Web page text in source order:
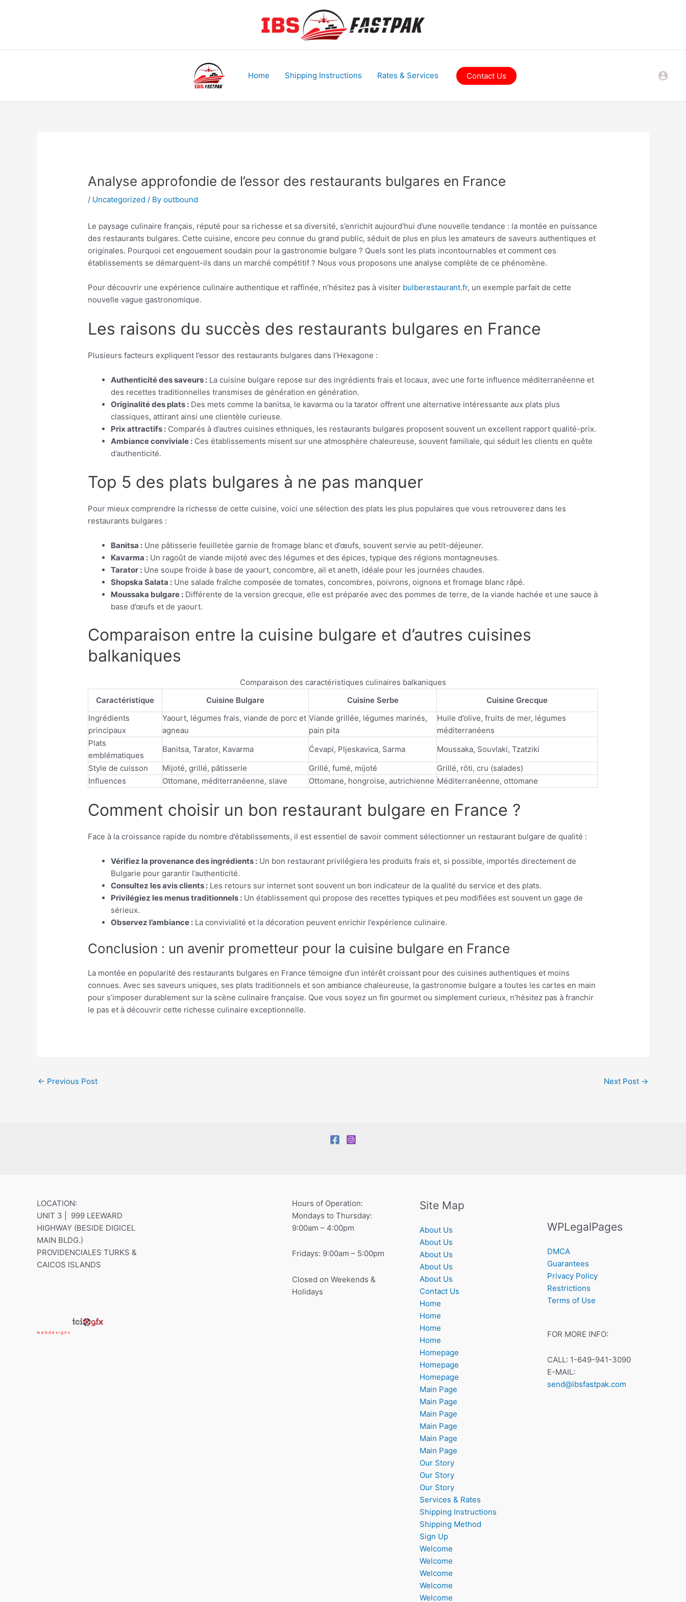
Home Shipping Instructions Rates & Services Contact Us
Analyse approfondie de l’essor des restaurants bulgares en France
/ Uncategorized / Byoutbound
Le paysage culinaire français, réputé pour sa richesse et sa diversité, s’enrichit aujourd’hui d’une nouvelle tendance : la montée en puissance
des restaurants bulgares. Cette cuisine, encore peu connue du grand public, séduit de plus en plus les amateurs de saveurs authentiques et
originales. Pourquoi cet engouement soudain pour la gastronomie bulgare ? Quels sont les plats incontournables et comment ces
établissements se démarquent-ils dans un marché compétitif ? Nous vous proposons une analyse complète de ce phénomène.
Pour découvrir une expérience culinaire authentique et raffinée, n’hésitez pas à visiter bulberestaurant.fr, un exemple parfait de cette
nouvelle vague gastronomique.
Les raisons du succès des restaurants bulgares en France
Plusieurs facteurs expliquent l’essor des restaurants bulgares dans l’Hexagone :
Authenticité des saveurs : La cuisine bulgare repose sur des ingrédients frais et locaux, avec une forte influence méditerranéenne et
des recettes traditionnelles transmises de génération en génération.
Originalité des plats : Des mets comme la banitsa, le kavarma ou la tarator offrent une alternative intéressante aux plats plus
classiques, attirant ainsi une clientèle curieuse.
Prix attractifs : Comparés à d’autres cuisines ethniques, les restaurants bulgares proposent souvent un excellent rapport qualité-prix.
Ambiance conviviale : Ces établissements misent sur une atmosphère chaleureuse, souvent familiale, qui séduit les clients en quête
d’authenticité.
Top 5 des plats bulgares à ne pas manquer
Pour mieux comprendre la richesse de cette cuisine, voici une sélection des plats les plus populaires que vous retrouverez dans les
restaurants bulgares :
Banitsa : Une pâtisserie feuilletée garnie de fromage blanc et d’œufs, souvent servie au petit-déjeuner.
Kavarma : Un ragoût de viande mijoté avec des légumes et des épices, typique des régions montagneuses.
Tarator : Une soupe froide à base de yaourt, concombre, ail et aneth, idéale pour les journées chaudes.
Shopska Salata : Une salade fraîche composée de tomates, concombres, poivrons, oignons et fromage blanc râpé.
Moussaka bulgare : Différente de la version grecque, elle est préparée avec des pommes de terre, de la viande hachée et une sauce à
base d’œufs et de yaourt.
Comparaison entre la cuisine bulgare et d’autres cuisines
balkaniques
Comparaison des caractéristiques culinaires balkaniques
Caractéristique
Cuisine Bulgare Cuisine Serbe
Cuisine Grecque
Ingrédients
principaux
Yaourt, légumes frais, viande de porc et
agneau
Viande grillée, légumes marinés,
pain pita
Huile d’olive, fruits de mer, légumes
méditerranéens
Plats
emblématiques
Banitsa, Tarator, Kavarma Ćevapi, Pljeskavica, Sarma
Moussaka, Souvlaki, Tzatziki
Style de cuisson
Mijoté, grillé, pâtisserie Grillé, fumé, mijoté
Grillé, rôti, cru (salades)
Influences
Ottomane, méditerranéenne, slave Ottomane, hongroise, autrichienne Méditerranéenne, ottomane
Comment choisir un bon restaurant bulgare en France ?
Face à la croissance rapide du nombre d’établissements, il est essentiel de savoir comment sélectionner un restaurant bulgare de qualité :
Vérifiez la provenance des ingrédients : Un bon restaurant privilégiera les produits frais et, si possible, importés directement de
Bulgarie pour garantir l’authenticité.
Consultez les avis clients : Les retours sur internet sont souvent un bon indicateur de la qualité du service et des plats.
Privilégiez les menus traditionnels : Un établissement qui propose des recettes typiques et peu modifiées est souvent un gage de
sérieux.
Observez l’ambiance : La convivialité et la décoration peuvent enrichir l’expérience culinaire.
Conclusion : un avenir prometteur pour la cuisine bulgare en France
La montée en popularité des restaurants bulgares en France témoigne d’un intérêt croissant pour des cuisines authentiques et moins
connues. Avec ses saveurs uniques, ses plats traditionnels et son ambiance chaleureuse, la gastronomie bulgare a toutes les cartes en main
pour s’imposer durablement sur la scène culinaire française. Que vous soyez un fin gourmet ou simplement curieux, n’hésitez pas à franchir
le pas et à découvrir cette richesse culinaire exceptionnelle.
← Previous Post Next Post →
LOCATION:
UNIT 3 | 999 LEEWARD
HIGHWAY (BESIDE DIGICEL
MAIN BLDG.)
PROVIDENCIALES TURKS &
CAICOS ISLANDS
w e b d e s i g n s
Hours of Operation:
Mondays to Thursday:
9:00am – 4:00pm
Fridays: 9:00am – 5:00pm
Closed on Weekends &
Holidays
Site Map
About Us
About Us
About Us
About Us
About Us
Contact Us
Home
Home
Home
Home
Homepage
Homepage
Homepage
Main Page
Main Page
Main Page
Main Page
Main Page
Main Page
Our Story
Our Story
Our Story
Services & Rates
Shipping Instructions
Shipping Method
Sign Up
Welcome
Welcome
Welcome
Welcome
Welcome
WPLegalPages
DMCA
Guarantees
Privacy Policy
Restrictions
Terms of Use
FOR MORE INFO:
CALL: 1-649-941-3090
E-MAIL:
send@ibsfastpak.com